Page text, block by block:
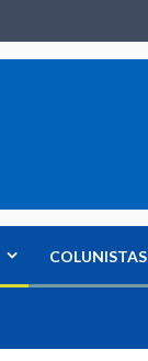
COLUNISTAS